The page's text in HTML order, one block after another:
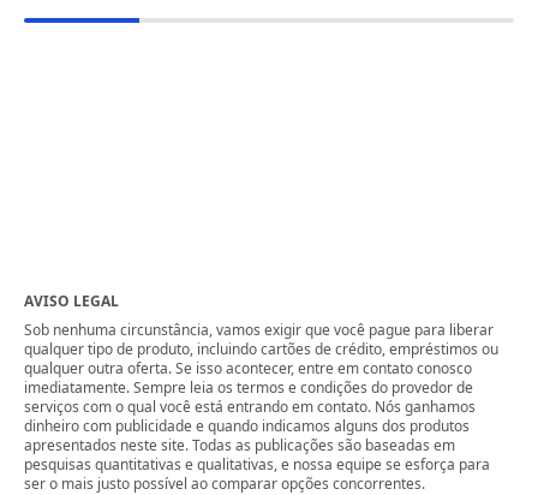
AVISO LEGAL
Sob nenhuma circunstância, vamos exigir que você pague para liberar
qualquer tipo de produto, incluindo cartões de crédito, empréstimos ou
qualquer outra oferta. Se isso acontecer, entre em contato conosco
imediatamente. Sempre leia os termos e condições do provedor de
serviços com o qual você está entrando em contato. Nós ganhamos
dinheiro com publicidade e quando indicamos alguns dos produtos
apresentados neste site. Todas as publicações são baseadas em
pesquisas quantitativas e qualitativas, e nossa equipe se esforça para
ser o mais justo possível ao comparar opções concorrentes.